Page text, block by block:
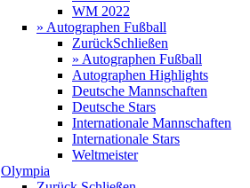
WM 2022
» Autographen Fußball
ZurückSchließen
» Autographen Fußball
Autographen Highlights
Deutsche Mannschaften
Deutsche Stars
Internationale Mannschaften
Internationale Stars
Weltmeister
Olympia